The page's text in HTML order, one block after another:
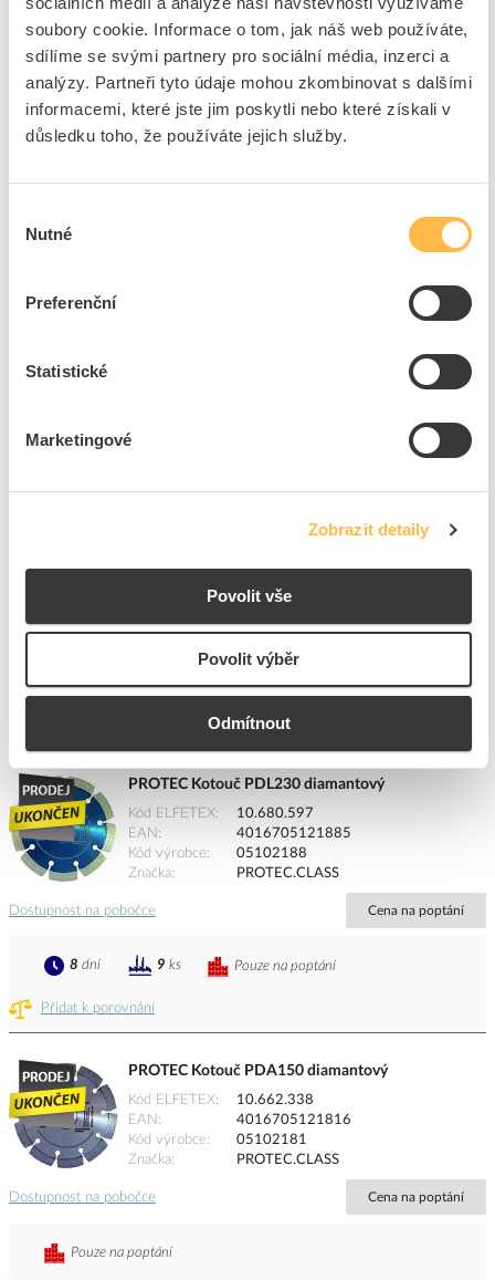
soubory cookie. Informace o tom, jak náš web používáte,
sdílíme se svými partnery pro sociální média, inzerci a
analýzy. Partneři tyto údaje mohou zkombinovat s dalšími
informacemi, které jste jim poskytli nebo které získali v
důsledku toho, že používáte jejich služby.
souhlasu
Nutné
Preferenční
Statistické
Marketingové
Zobrazit detaily
Povolit vše
Povolit výběr
Odmítnout
PROTEC Kotouč PDL125 diamantový řezací laser
Kód ELFETEX
11.589.419
EAN
4016705165063
Kód výrobce
05106506
do košíku
8dní
Kód ELFETEX
294,56 Kč/ks
PROTEC Kotouč PDL230 diamantový
Kód ELFETEX
10.680.597
EAN
4016705121885
Kód výrobce
05102188
Značka
PROTEC.CLASS
Dostupnost na pobočce Cena na poptání
Přidat k porovnání
Pouze na poptání
8 dní 9 ks
PROTEC Kotouč PDA150 diamantový
Kód ELFETEX
10.662.338
EAN
4016705121816
Kód výrobce
05102181
Značka
PROTEC.CLASS
Dostupnost na pobočce Cena na poptání
Pouze na poptání